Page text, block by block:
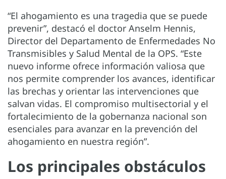
“El ahogamiento es una tragedia que se puede
prevenir”, destacó el doctor Anselm Hennis,
Director del Departamento de Enfermedades No
Transmisibles y Salud Mental de la OPS. “Este
nuevo informe ofrece información valiosa que
nos permite comprender los avances, identificar
las brechas y orientar las intervenciones que
salvan vidas. El compromiso multisectorial y el
fortalecimiento de la gobernanza nacional son
esenciales para avanzar en la prevención del
ahogamiento en nuestra región”.
Los principales obstáculos